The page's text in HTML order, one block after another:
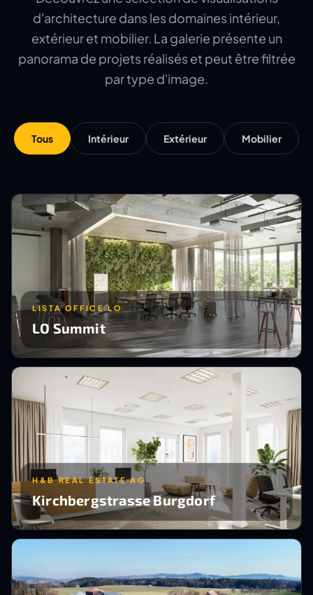
d'architecture dans les domaines intérieur,
extérieur et mobilier. La galerie présente un
panorama de projets réalisés et peut être filtrée
par type d'image.
Tous Intérieur Extérieur Mobilier
LISTA OFFICE LO
LO Summit
H&B REAL ESTATE AG
Kirchbergstrasse Burgdorf